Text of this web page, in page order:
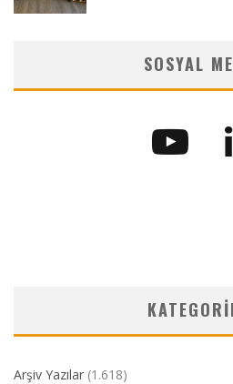
SOSYAL
Arşiv Yazılar (1.618)